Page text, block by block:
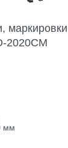
маркировки
2020CM
мм